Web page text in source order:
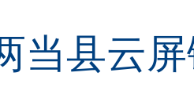
当县云